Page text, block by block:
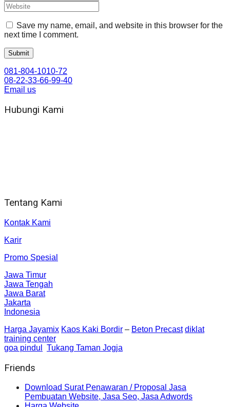
Save my name, email, and website in this browser for the
next time I comment.
081-804-1010-72
08-22-33-66-99-40
Email us
Hubungi Kami
Tentang Kami
Kontak Kami
Karir
Promo Spesial
Jawa Timur
Jawa Tengah
Jawa Barat
Jakarta
Indonesia
Harga Jayamix Kaos Kaki Bordir – Beton Precast diklat
training center
goa pindul
Tukang Taman Jogja
Friends
Download Surat Penawaran / Proposal Jasa
Pembuatan Website, Jasa Seo, Jasa Adwords